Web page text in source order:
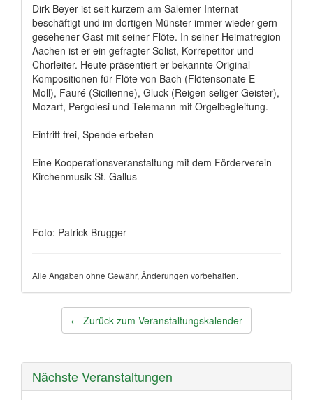
Dirk Beyer ist seit kurzem am Salemer Internat
beschäftigt und im dortigen Münster immer wieder gern
gesehener Gast mit seiner Flöte. In seiner Heimatregion
Aachen ist er ein gefragter Solist, Korrepetitor und
Chorleiter. Heute präsentiert er bekannte Original-
Kompositionen für Flöte von Bach (Flötensonate E-
Moll), Fauré (Sicilienne), Gluck (Reigen seliger Geister),
Mozart, Pergolesi und Telemann mit Orgelbegleitung.
Eintritt frei, Spende erbeten
Eine Kooperationsveranstaltung mit dem Förderverein
Kirchenmusik St. Gallus
Foto: Patrick Brugger
Alle Angaben ohne Gewähr, Änderungen vorbehalten.
Post← Zurück zum Veranstaltungskalender
Nächste Veranstaltungen